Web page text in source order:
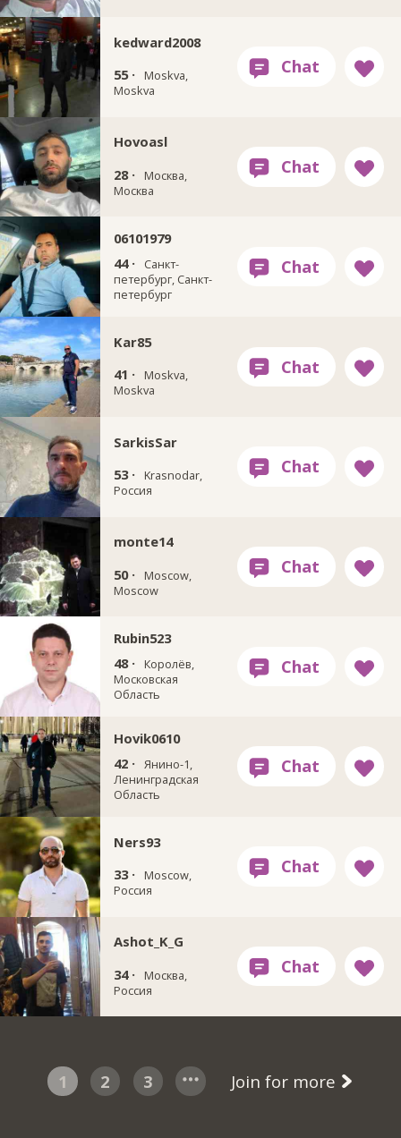
kedward2008
55 ·
Moskva,
Moskva
Hovoasl
28 ·
Москва,
Москва
06101979
44 ·
Санкт-
петербург, Санкт-
петербург
Kar85
41 ·
Moskva,
Moskva
SarkisSar
53 ·
Krasnodar,
Россия
monte14
50 ·
Moscow,
Moscow
Rubin523
48 ·
Королёв,
Московская
Область
Hovik0610
42 ·
Янино-1,
Ленинградская
Область
Ners93
33 ·
Moscow,
Россия
Ashot_K_G
34 ·
Москва,
Россия
1 2 3 Join for more